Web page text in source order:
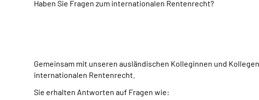
Haben Sie Fragen zum internationalen Rentenrecht?
Gemeinsam mit unseren ausländischen Kolleginnen und
internationalen Rentenrecht.
Sie erhalten Antworten auf Fragen wie: